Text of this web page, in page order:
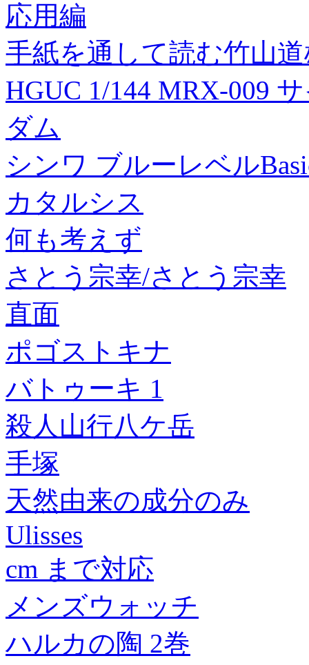
応用編
手紙を通して読む竹山
HGUC 1/144 MRX-009
ダム
シンワ ブルーレベル
カタルシス
何も考えず
さとう宗幸/さとう宗幸
直面
ポゴストキナ
バトゥーキ 1
殺人山行八ケ岳
手塚
天然由来の成分のみ
Ulisses
cm まで対応
メンズウォッチ
ハルカの陶 2巻